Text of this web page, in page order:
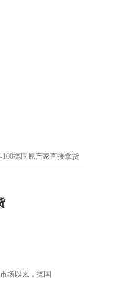
100德国原产家直接拿货
场以来，德国